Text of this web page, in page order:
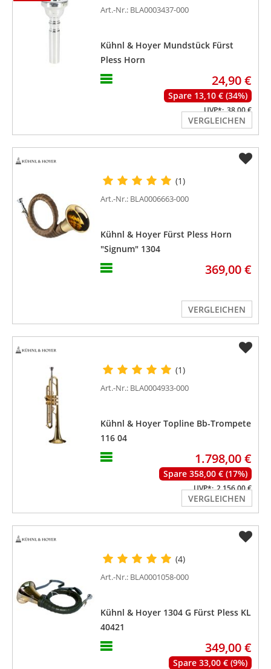
Art.-Nr.: BLA0003437-000
Kühnl & Hoyer Mundstück Fürst
Pless Horn
24,90 €
Spare 13,10 € (34%)
UVP*: 38,00 €
VERGLEICHEN
(1)
Art.-Nr.: BLA0006663-000
Kühnl & Hoyer Fürst Pless Horn
"Signum" 1304
369,00 €
VERGLEICHEN
(1)
Art.-Nr.: BLA0004933-000
Kühnl & Hoyer Topline Bb-Trompete
116 04
1.798,00 €
Spare 358,00 € (17%)
UVP*: 2.156,00 €
VERGLEICHEN
(4)
Art.-Nr.: BLA0001058-000
Kühnl & Hoyer 1304 G Fürst Pless KL
40421
349,00 €
Spare 33,00 € (9%)